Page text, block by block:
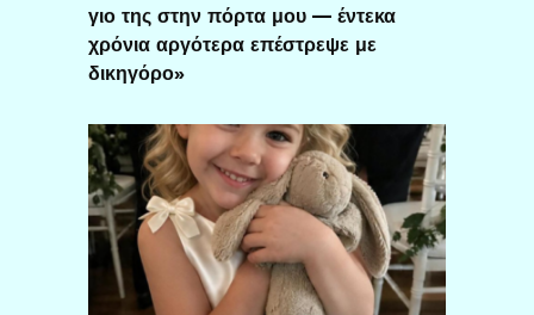
γιο της στην πόρτα μου — έντεκα
χρόνια αργότερα επέστρεψε με
δικηγόρο»